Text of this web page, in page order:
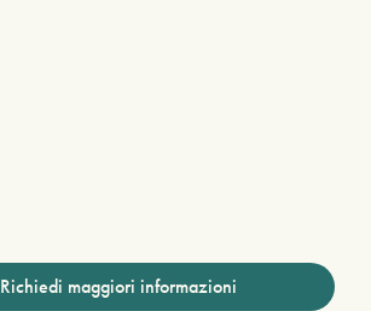
Richiedi maggiori informazioni